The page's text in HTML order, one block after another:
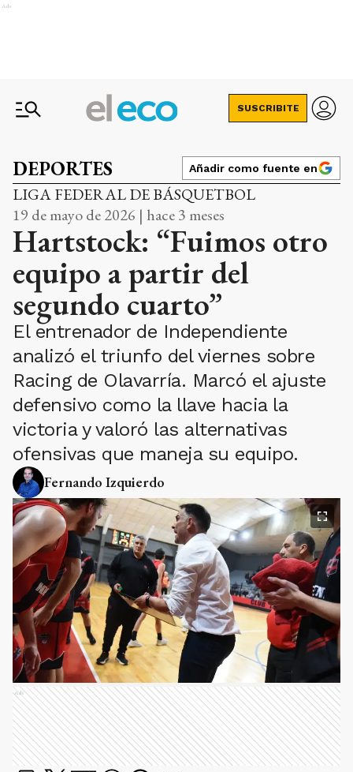
Ads
SUSCRIBITE
DEPORTES Añadir como fuente en
LIGA FEDERAL DE BÁSQUETBOL
19 de mayo de 2026 | hace 3 meses
Hartstock: “Fuimos otro
equipo a partir del
segundo cuarto”
El entrenador de Independiente
analizó el triunfo del viernes sobre
Racing de Olavarría. Marcó el ajuste
defensivo como la llave hacia la
victoria y valoró las alternativas
ofensivas que maneja su equipo.
Fernando Izquierdo
Ads